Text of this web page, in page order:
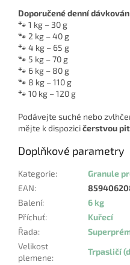
Doporučené denní
🐾 1 kg – 30 g
🐾 2 kg – 40 g
🐾 4 kg – 65 g
🐾 5 kg – 70 g
🐾 6 kg – 80 g
🐾 8 kg – 110 g
🐾 10 kg – 120 g
Podávejte suché nebo
mějte k dispozicičerstvou
Doplňkové parametry
Kategorie:
Granule
EAN:
Balení:
6 kg
Příchuť:
Kuřecí
Řada:
Velikost
plemene:
Trpasličí